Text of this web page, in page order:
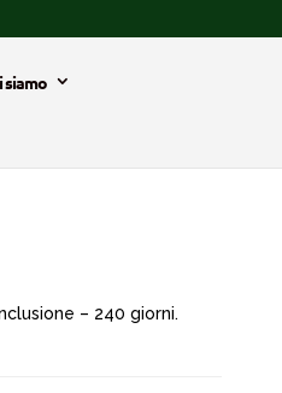
siamo
– 240 giorni.